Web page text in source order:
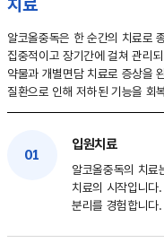
알코올중독은 한 순간의 치료로
집중적이고 장기간에 걸쳐 관리
약물과 개별면담 치료로 증상을
질환으로 인해 저하된 기능을 회
01
입원치료
알코올중독의 치료
치료의 시작입니다
분리를 경험합니다.